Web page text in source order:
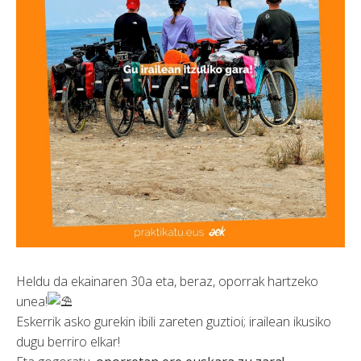
Heldu da ekainaren 30a eta, beraz, oporrak hartzeko
unea!
Eskerrik asko gurekin ibili zareten guztioi; irailean ikusiko
dugu berriro elkar!